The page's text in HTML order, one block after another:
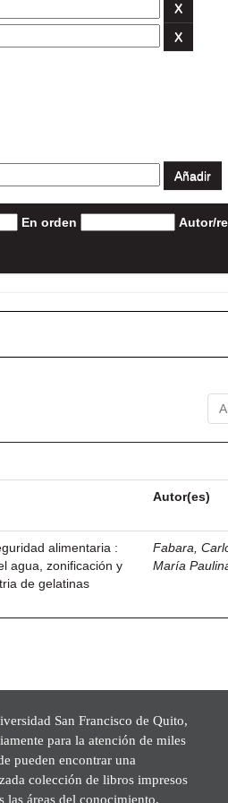
En orden Autor/
Autor(es)
alimentaria :
agua, zonificación y
de gelatinas
Fabara,
María
San Francisco de Quito,
para la atención de miles
pueden encontrar una
colección de libros impresos
las áreas del conocimiento,